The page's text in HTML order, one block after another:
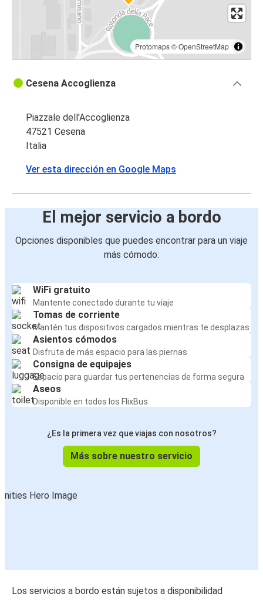
Protomaps©OpenStreetMap
Cesena Accoglienza
Piazzale dell'Accoglienza
47521 Cesena
Italia
Ver esta dirección en Google Maps
El mejor servicio a bordo
Opciones disponibles que puedes encontrar para un viaje
más cómodo:
WiFi gratuito
Mantente conectado durante tu viaje
Tomas de corriente
Mantén tus dispositivos cargados mientras te desplazas
Asientos cómodos
Disfruta de más espacio para las piernas
Consigna de equipajes
Espacio para guardar tus pertenencias de forma segura
Aseos
Disponible en todos los FlixBus
¿Es la primera vez que viajas con nosotros?
Más sobre nuestro servicio
Los servicios a bordo están sujetos a disponibilidad